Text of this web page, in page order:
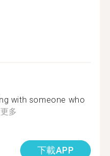
with someone who
多
下載APP